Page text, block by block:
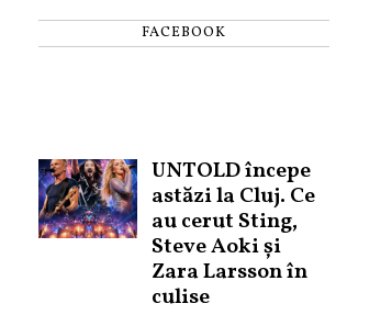
FACEBOOK
UNTOLD începe
astăzi la Cluj. Ce
au cerut Sting,
Steve Aoki și
Zara Larsson în
culise